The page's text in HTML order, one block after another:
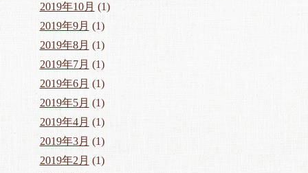
2019年10月 (1)
2019年9月 (1)
2019年8月 (1)
2019年7月 (1)
2019年6月 (1)
2019年5月 (1)
2019年4月 (1)
2019年3月 (1)
2019年2月 (1)